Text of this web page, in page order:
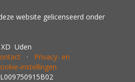
website gelicenseerd onder
Uden
· Privacy- en
instellingen